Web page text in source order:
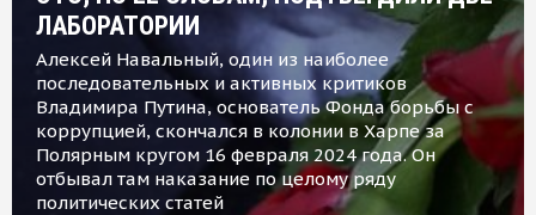
ЛАБОРАТОРИИ
Алексей Навальный, один из наиболее
последовательных и активных критиков
Владимира Путина, основатель Фонда борьбы с
коррупцией, скончался в колонии в Харпе за
Полярным кругом 16 февраля 2024 года. Он
отбывал там наказание по целому ряду
политических статей